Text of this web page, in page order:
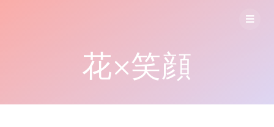
ツ
へ
ス
ッ
花×笑顔